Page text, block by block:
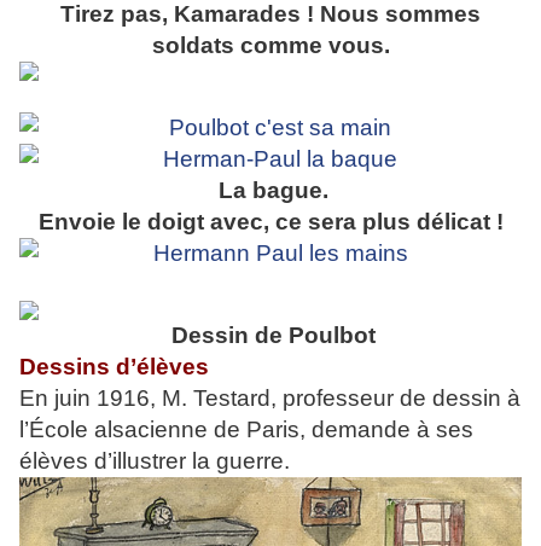
Tirez pas, Kamarades ! Nous sommes
soldats comme vous.
La bague.
Envoie le doigt avec, ce sera plus délicat !
Dessin de Poulbot
Dessins d’élèves
En juin 1916, M. Testard, professeur de dessin à
l’École alsacienne de Paris, demande à ses
élèves d’illustrer la guerre.